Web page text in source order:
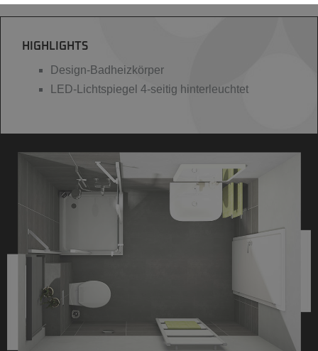
HIGHLIGHTS
Design-Badheizkörper
LED-Lichtspiegel 4-seitig hinterleuchtet